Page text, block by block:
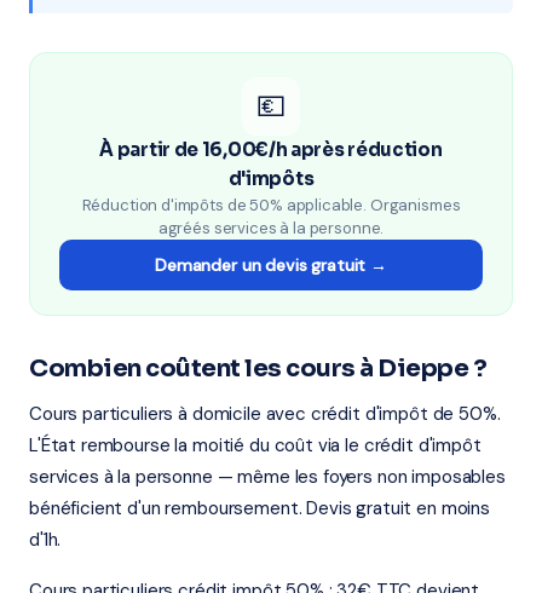
💶
À partir de 16,00€/h après réduction
d'impôts
Réduction d'impôts de 50% applicable. Organismes
agréés services à la personne.
Demander un devis gratuit →
Combien coûtent les cours à Dieppe ?
Cours particuliers à domicile avec crédit d'impôt de 50%.
L'État rembourse la moitié du coût via le crédit d'impôt
services à la personne — même les foyers non imposables
bénéficient d'un remboursement. Devis gratuit en moins
d'1h.